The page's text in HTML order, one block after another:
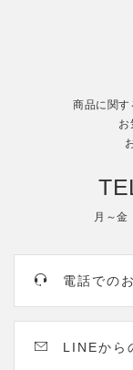
商品に関す
お
月～
電話での
LINEから